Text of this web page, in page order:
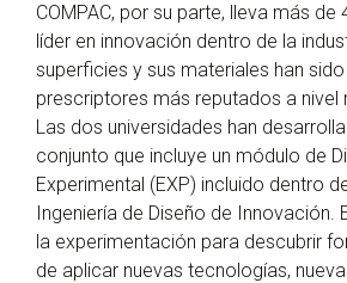
COMPAC, por su parte, lleva más de
líder en innovación dentro de la
superficies y sus materiales han
prescriptores más reputados a nivel
Las dos universidades han
conjunto que incluye un módulo de
Experimental (EXP) incluido dentro
Ingeniería de Diseño de Innovación.
la experimentación para descubrir
de aplicar nuevas tecnologías,